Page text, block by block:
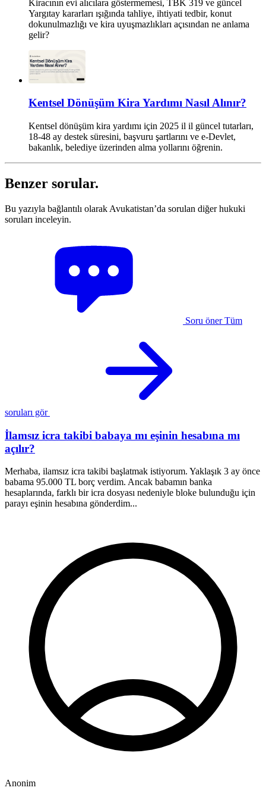
Kiracının evi alıcılara göstermemesi, TBK 319 ve güncel
Yargıtay kararları ışığında tahliye, ihtiyati tedbir, konut
dokunulmazlığı ve kira uyuşmazlıkları açısından ne anlama
gelir?
Kentsel Dönüşüm Kira Yardımı Nasıl Alınır?
Kentsel dönüşüm kira yardımı için 2025 il il güncel tutarları,
18-48 ay destek süresini, başvuru şartlarını ve e-Devlet,
bakanlık, belediye üzerinden alma yollarını öğrenin.
Benzer sorular.
Bu yazıyla bağlantılı olarak Avukatistan’da sorulan diğer hukuki
soruları inceleyin.
Soru öner Tüm
soruları gör
İlamsız icra takibi babaya mı eşinin hesabına mı
açılır?
Merhaba, ilamsız icra takibi başlatmak istiyorum. Yaklaşık 3 ay önce
babama 95.000 TL borç verdim. Ancak babamın banka
hesaplarında, farklı bir icra dosyası nedeniyle bloke bulunduğu için
parayı eşinin hesabına gönderdim...
Anonim